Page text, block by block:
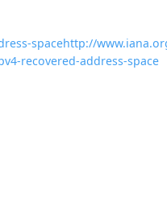
spacehttp://
recovered-address-space